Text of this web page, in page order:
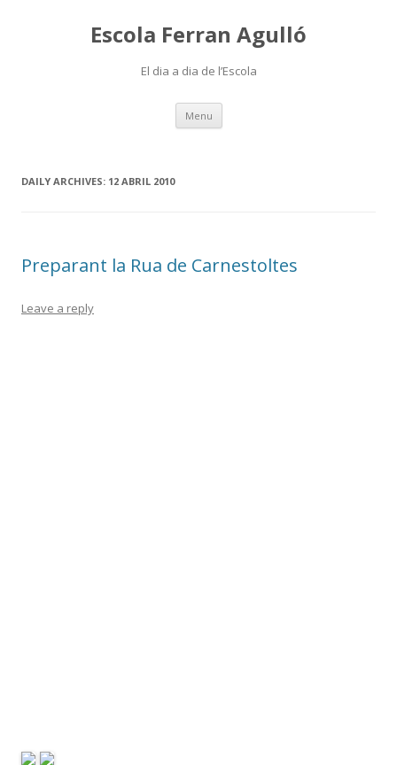
Escola Ferran Agulló
El dia a dia de l’Escola
Menu Skip
content
DAILY ARCHIVES: 12 ABRIL 2010
Preparant la Rua de Carnestoltes
Leave a reply